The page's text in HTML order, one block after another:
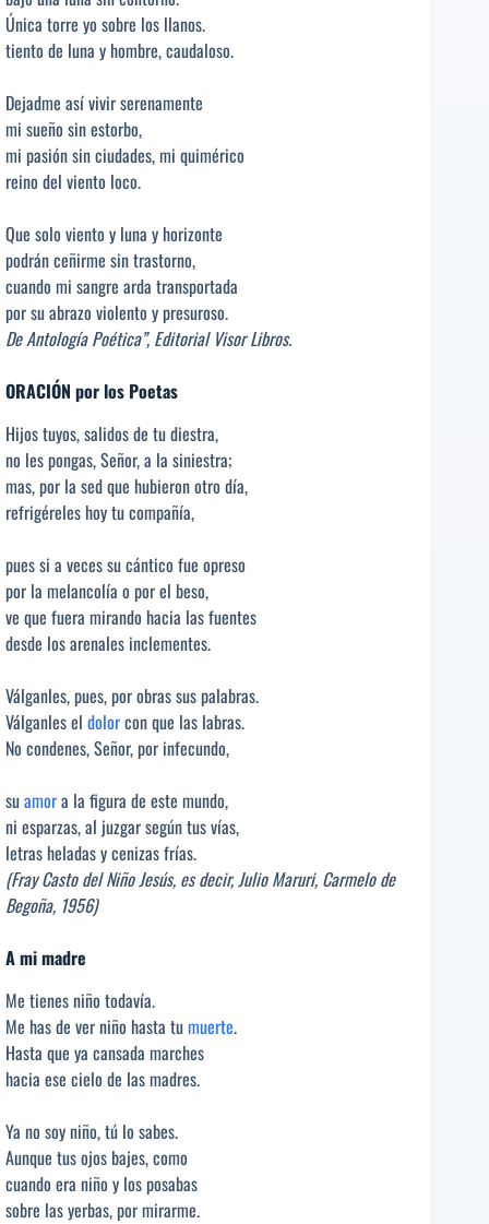
Única torre yo sobre los llanos.
tiento de luna y hombre, caudaloso.
Dejadme así vivir serenamente
mi sueño sin estorbo,
mi pasión sin ciudades, mi quimérico
reino del viento loco.
Que solo viento y luna y horizonte
podrán ceñirme sin trastorno,
cuando mi sangre arda transportada
por su abrazo violento y presuroso.
De Antología Poética”, Editorial Visor Libros.
ORACIÓN por los Poetas
Hijos tuyos, salidos de tu diestra,
no les pongas, Señor, a la siniestra;
mas, por la sed que hubieron otro día,
refrigéreles hoy tu compañía,
pues si a veces su cántico fue opreso
por la melancolía o por el beso,
ve que fuera mirando hacia las fuentes
desde los arenales inclementes.
Válganles, pues, por obras sus palabras.
Válganles el dolorcon que las labras.
No condenes, Señor, por infecundo,
suamora la figura de este mundo,
ni esparzas, al juzgar según tus vías,
letras heladas y cenizas frías.
(Fray Casto del Niño Jesús, es decir, Julio Maruri, Carmelo de
Begoña, 1956)
A mi madre
Me tienes niño todavía.
Me has de ver niño hasta tumuerte.
Hasta que ya cansada marches
hacia ese cielo de las madres.
Ya no soy niño, tú lo sabes.
Aunque tus ojos bajes, como
cuando era niño y los posabas
sobre las yerbas, por mirarme.